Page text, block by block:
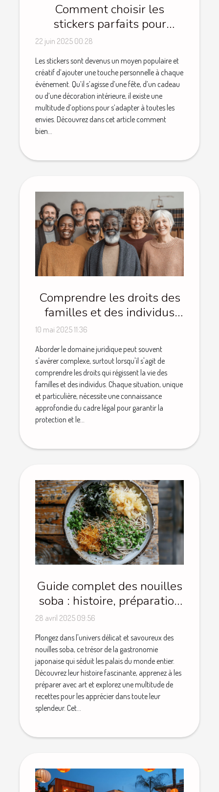
Comment choisir les
stickers parfaits pour
chaque occasion
22 juin 2025 00:28
Les stickers sont devenus un moyen populaire et
créatif d’ajouter une touche personnelle à chaque
événement. Qu’il s’agisse d’une fête, d’un cadeau
ou d’une décoration intérieure, il existe une
multitude d’options pour s’adapter à toutes les
envies. Découvrez dans cet article comment
bien...
Comprendre les droits des
familles et des individus
dans le domaine juridique
10 mai 2025 11:36
Aborder le domaine juridique peut souvent
s'avérer complexe, surtout lorsqu'il s'agit de
comprendre les droits qui régissent la vie des
familles et des individus. Chaque situation, unique
et particulière, nécessite une connaissance
approfondie du cadre légal pour garantir la
protection et le...
Guide complet des nouilles
soba : histoire, préparation
et recettes
28 avril 2025 09:56
Plongez dans l'univers délicat et savoureux des
nouilles soba, ce trésor de la gastronomie
japonaise qui séduit les palais du monde entier.
Découvrez leur histoire fascinante, apprenez à les
préparer avec art et explorez une multitude de
recettes pour les apprécier dans toute leur
splendeur. Cet...